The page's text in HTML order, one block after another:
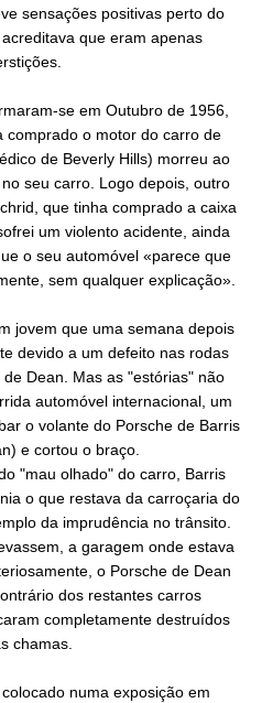
sensações positivas perto do
que eram apenas
se em Outubro de 1956,
comprado o motor do carro de
de Beverly Hills) morreu ao
seu carro. Logo depois, outro
que tinha comprado a caixa
um violento acidente, ainda
o seu automóvel «parece que
sem qualquer explicação».
jovem que uma semana depois
devido a um defeito nas rodas
Dean. Mas as "estórias" não
automóvel internacional, um
o volante do Porsche de Barris
e cortou o braço.
"mau olhado" do carro, Barris
o que restava da carroçaria do
da imprudência no trânsito.
a garagem onde estava
o Porsche de Dean
dos restantes carros
completamente destruídos
chamas.
numa exposição em